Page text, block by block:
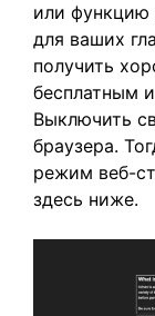
или функцию
для ваших
получить
бесплатным
Выключить
браузера.
режим веб-
здесь ниже.